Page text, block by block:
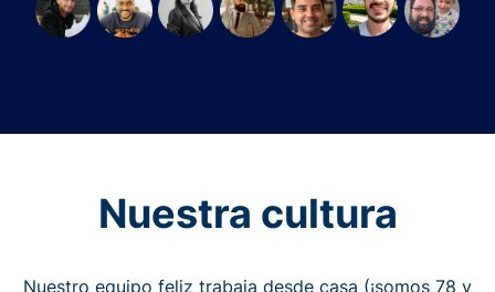
Nuestra cultura
Nuestro equipo feliz trabaja desde casa (¡somos 78 y